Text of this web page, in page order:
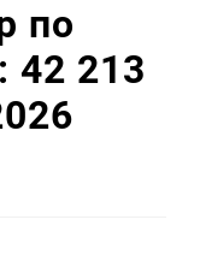
по
42 213